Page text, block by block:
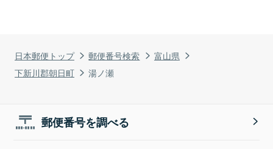
日本郵便トップ 郵便番号検索
富山県
下新川郡朝日町
湯ノ瀬
郵便番号を調べる